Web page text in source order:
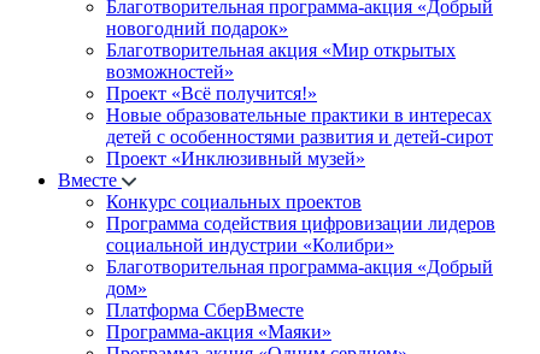
Благотворительная программа-акция «Добрый
новогодний подарок»
Благотворительная акция «Мир открытых
возможностей»
Проект «Всё получится!»
Новые образовательные практики в интересах
детей с особенностями развития и детей-сирот
Проект «Инклюзивный музей»
Вместе
Конкурс социальных проектов
Программа содействия цифровизации лидеров
социальной индустрии «Колибри»
Благотворительная программа-акция «Добрый
дом»
Платформа СберВместе
Программа-акция «Маяки»